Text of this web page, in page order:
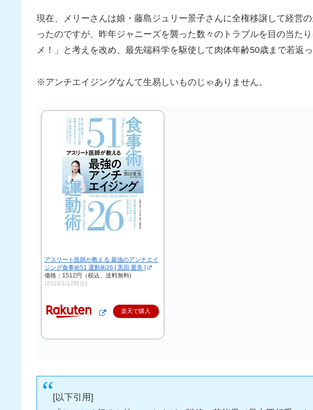
現在、メリーさんは娘・藤島ジュリー景子さんに全権移譲して経営
ったのですが、昨年ジャニーズを襲った数々のトラブルを目の当た
メ！」と考えを改め、最先端科学を駆使して肉体年齢50歳まで若返
※アンチエイジングなんて生易しいものじゃありません。
アスリート医師が教える 最強のアンチエイ
ジング食事術51 運動術26 [ 黒田 愛美 ]
価格：1512円（税込、送料無料)
(2019/1/12時点)
楽天で購入
[以下引用]